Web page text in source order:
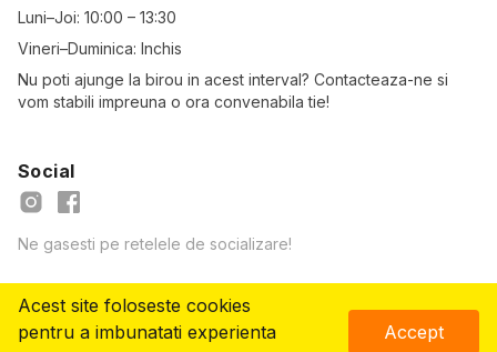
Acest site foloseste cookies
pentru a imbunatati experienta
Accept
Luni–Joi: 10:00 – 13:30
Vineri–Duminica: Inchis
Nu poti ajunge la birou in acest interval? Contacteaza-ne si
vom stabili impreuna o ora convenabila tie!
Social
Ne gasesti pe retelele de socializare!
© Copyright2026 - ScoalaTOP.ro
Vreau să mă înscriu!